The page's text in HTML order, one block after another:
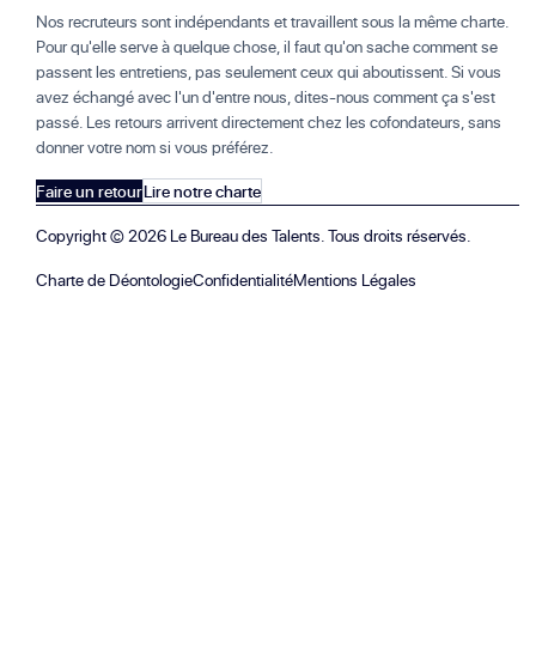
Nos recruteurs sont indépendants et travaillent sous la même charte.
Pour qu'elle serve à quelque chose, il faut qu'on sache comment se
passent les entretiens, pas seulement ceux qui aboutissent. Si vous
avez échangé avec l'un d'entre nous, dites-nous comment ça s'est
passé. Les retours arrivent directement chez les cofondateurs, sans
donner votre nom si vous préférez.
Faire un retourLire notre charte
Copyright ©2026 Le Bureau des Talents. Tous droits réservés.
Charte de DéontologieConfidentialitéMentions Légales